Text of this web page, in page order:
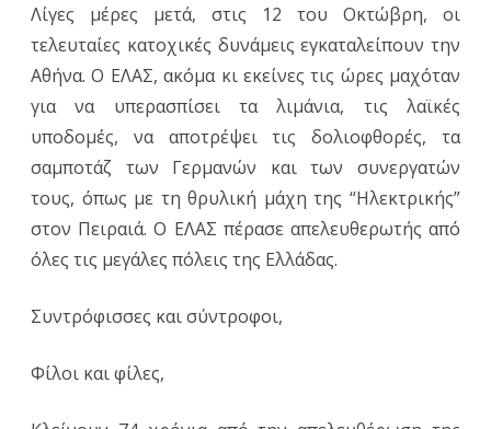
Λίγες μέρες μετά, στις 12 του Οκτώβρη, οι
τελευταίες κατοχικές δυνάμεις εγκαταλείπουν την
Αθήνα. Ο ΕΛΑΣ, ακόμα κι εκείνες τις ώρες μαχόταν
για να υπερασπίσει τα λιμάνια, τις λαϊκές
υποδομές, να αποτρέψει τις δολιοφθορές, τα
σαμποτάζ των Γερμανών και των συνεργατών
τους, όπως με τη θρυλική μάχη της “Ηλεκτρικής”
στον Πειραιά. Ο ΕΛΑΣ πέρασε απελευθερωτής από
όλες τις μεγάλες πόλεις της Ελλάδας.
Συντρόφισσες και σύντροφοι,
Φίλοι και φίλες,